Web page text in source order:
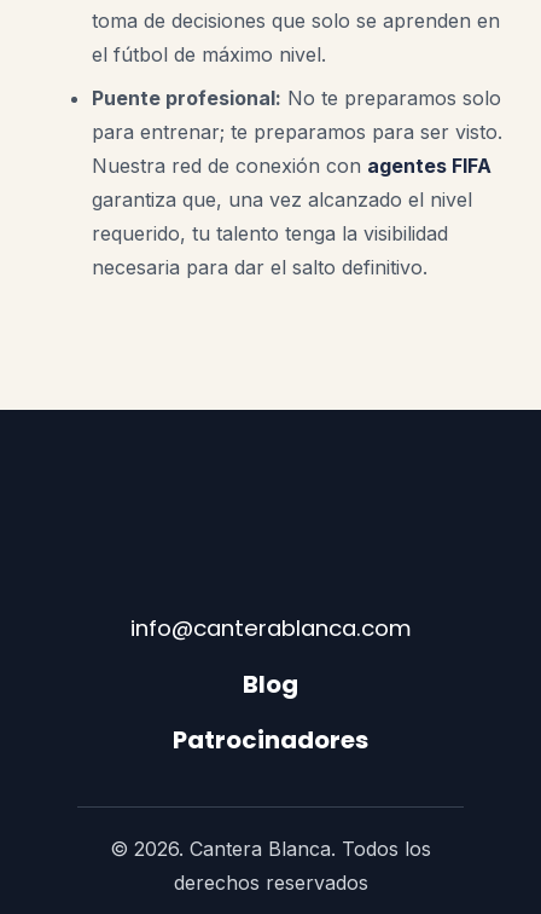
toma de decisiones que solo se aprenden en
el fútbol de máximo nivel.
Puente profesional: No te preparamos solo
para entrenar; te preparamos para ser visto.
Nuestra red de conexión con agentes FIFA
garantiza que, una vez alcanzado el nivel
requerido, tu talento tenga la visibilidad
necesaria para dar el salto definitivo.
info@canterablanca.com
Blog
Patrocinadores
© 2026. Cantera Blanca. Todos los
derechos reservados